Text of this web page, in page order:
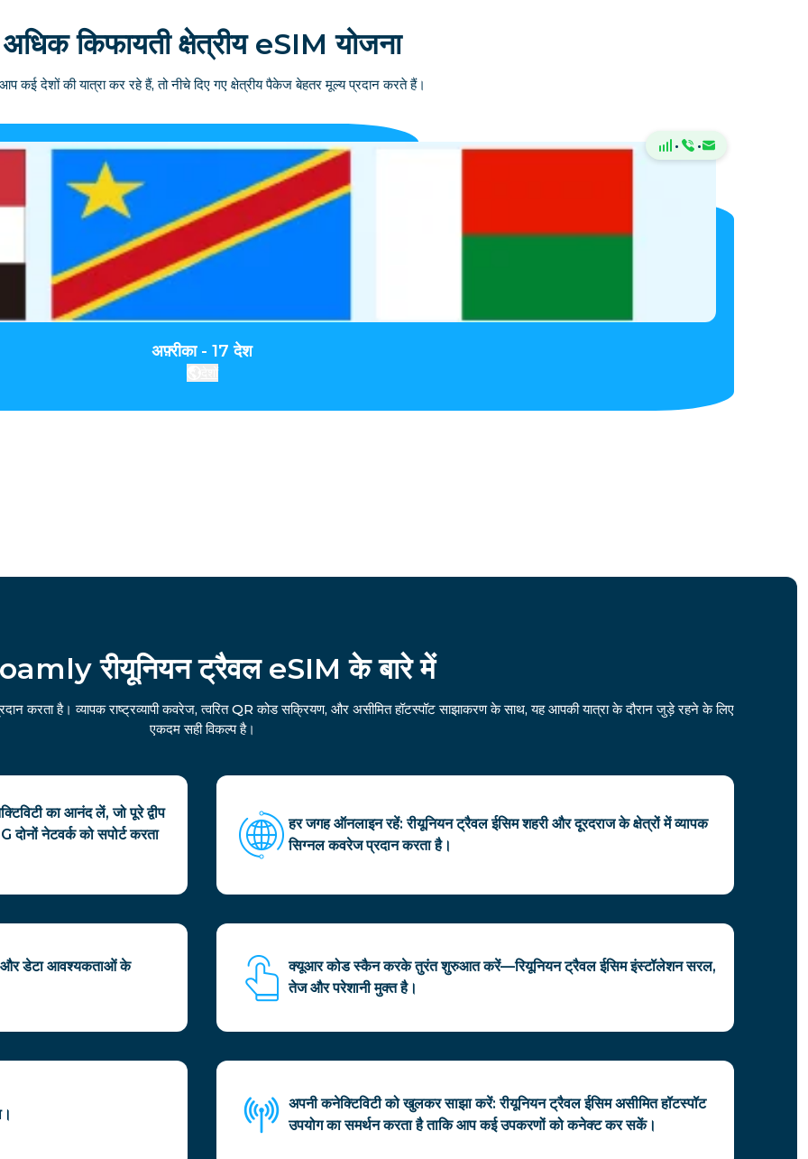
अधिक किफायती क्षेत्रीय eSIM योजना
कई देशों की यात्रा कर रहे हैं, तो नीचे दिए गए क्षेत्रीय पैकेज बेहतर मूल्य प्रदान करते हैं।
· ·
अफ़्रीका - 17 देश
रीयूनियन ट्रैवल eSIM के बारे में
करता है। व्यापक राष्ट्रव्यापी कवरेज, त्वरित QR कोड सक्रियण, और असीमित हॉटस्पॉट साझाकरण के साथ, यह आपकी यात्रा के दौरान जुड़े रहने के लिए
एकदम सही विकल्प है।
का आनंद लें, जो पूरे द्वीप
दोनों नेटवर्क को सपोर्ट करता
हर जगह ऑनलाइन रहें: रीयूनियन ट्रैवल ईसिम शहरी और दूरदराज के क्षेत्रों में व्यापक
सिग्नल कवरेज प्रदान करता है।
और डेटा आवश्यकताओं के
क्यूआर कोड स्कैन करके तुरंत शुरुआत करें—रियूनियन ट्रैवल ईसिम इंस्टॉलेशन सरल,
तेज और परेशानी मुक्त है।
अपनी कनेक्टिविटी को खुलकर साझा करें: रीयूनियन ट्रैवल ईसिम असीमित हॉटस्पॉट
उपयोग का समर्थन करता है ताकि आप कई उपकरणों को कनेक्ट कर सकें।